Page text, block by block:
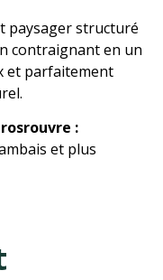
paysager structuré
contraignant en un
et parfaitement
:
et plus